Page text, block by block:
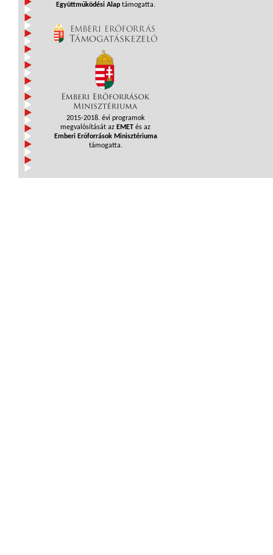
Együttműködési Alaptámogatta.
2015-2018. évi programok
megvalósítását az EMET és az
Emberi Erőforrások Minisztériuma
támogatta.